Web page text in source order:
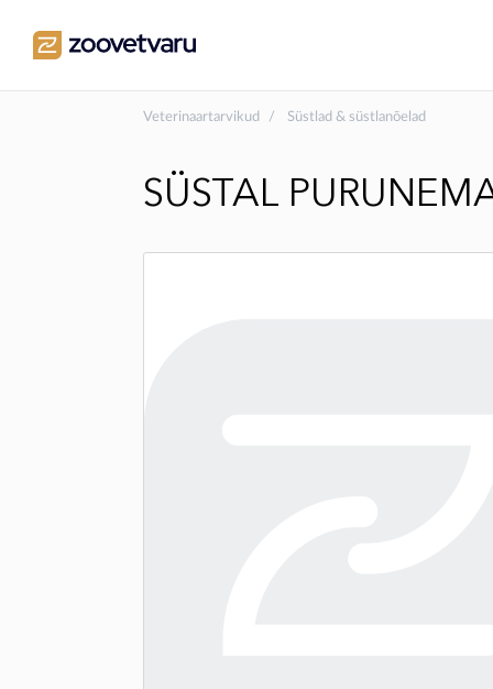
Veterinaartarvikud Süstlad & süstlanõelad
SÜSTAL